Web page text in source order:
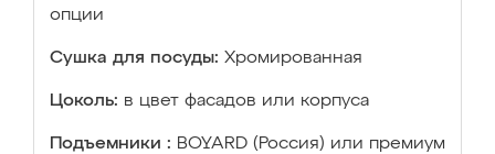
опции
Сушка для посуды: Хромированная
Цоколь: в цвет фасадов или корпуса
Подъемники : BOYARD (Россия) или премиум